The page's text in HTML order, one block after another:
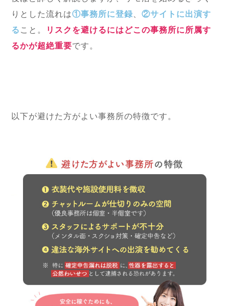
りとした流れは①事務所に登録 、②サイトに出演す
る こと。
リスクを避けるにはどこの事務所に所属す
るかが超絶重要です。
以下が避けた方がよい事務所の特徴です。